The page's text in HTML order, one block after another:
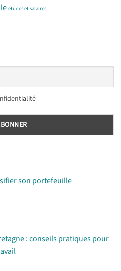
études et salaires
son portefeuille
: conseils pratiques pour